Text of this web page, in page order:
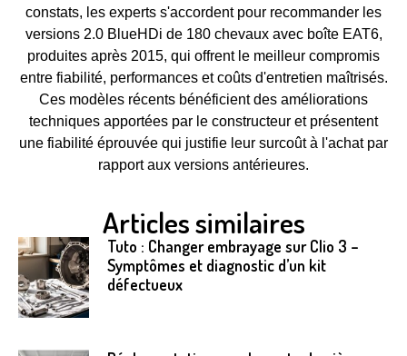
Articles similaires
Tuto : Changer embrayage sur Clio 3 –
Symptômes et diagnostic d’un kit
défectueux
constats, les experts s'accordent pour recommander les
versions 2.0 BlueHDi de 180 chevaux avec boîte EAT6,
produites après 2015, qui offrent le meilleur compromis
entre fiabilité, performances et coûts d'entretien maîtrisés.
Ces modèles récents bénéficient des améliorations
techniques apportées par le constructeur et présentent
une fiabilité éprouvée qui justifie leur surcoût à l'achat par
rapport aux versions antérieures.